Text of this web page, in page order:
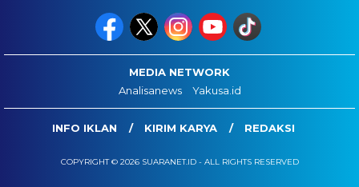
MEDIA NETWORK
Analisanews
Yakusa.id
INFO IKLAN KIRIM KARYA REDAKSI
COPYRIGHT © 2026 SUARANET.ID - ALL RIGHTS RESERVED